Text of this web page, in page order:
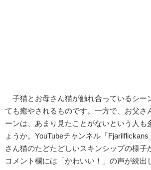
子猫とお母さん猫が触れ合っているシー
ても癒やされるものです。一方で、お父さ
ーンは、あまり見たことがないという人も
ょうか。YouTubeチャンネル「
さん猫のたどたどしいスキンシップの様子
コメント欄には「かわいい！」の声が続出